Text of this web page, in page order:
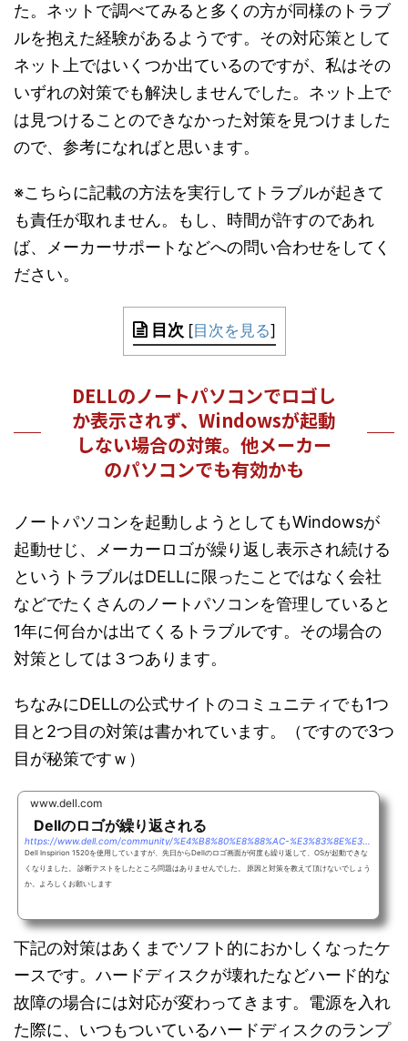
た。ネットで調べてみると多くの方が同様のトラブ
ルを抱えた経験があるようです。その対応策として
ネット上ではいくつか出ているのですが、私はその
いずれの対策でも解決しませんでした。ネット上で
は見つけることのできなかった対策を見つけました
ので、参考になればと思います。
※こちらに記載の方法を実行してトラブルが起きて
も責任が取れません。もし、時間が許すのであれ
ば、メーカーサポートなどへの問い合わせをしてく
ださい。
目次 [目次を見る]
DELLのノートパソコンでロゴし
か表示されず、Windowsが起動
しない場合の対策。他メーカー
のパソコンでも有効かも
ノートパソコンを起動しようとしてもWindowsが
起動せじ、メーカーロゴが繰り返し表示され続ける
というトラブルはDELLに限ったことではなく会社
などでたくさんのノートパソコンを管理していると
1年に何台かは出てくるトラブルです。その場合の
対策としては３つあります。
ちなみにDELLの公式サイトのコミュニティでも1つ
目と2つ目の対策は書かれています。（ですので3つ
目が秘策ですｗ）
www.dell.com
Dellのロゴが繰り返される
Dell Inspirion 1520を使用していますが、先日からDellのロゴ画面が何度も繰り返して、OSが起動できな
くなりました。 診断テストをしたところ問題はありませんでした。 原因と対策を教えて頂けないでしょう
か。よろしくお願いします
下記の対策はあくまでソフト的におかしくなったケ
ースです。ハードディスクが壊れたなどハード的な
故障の場合には対応が変わってきます。電源を入れ
た際に、いつもついているハードディスクのランプ